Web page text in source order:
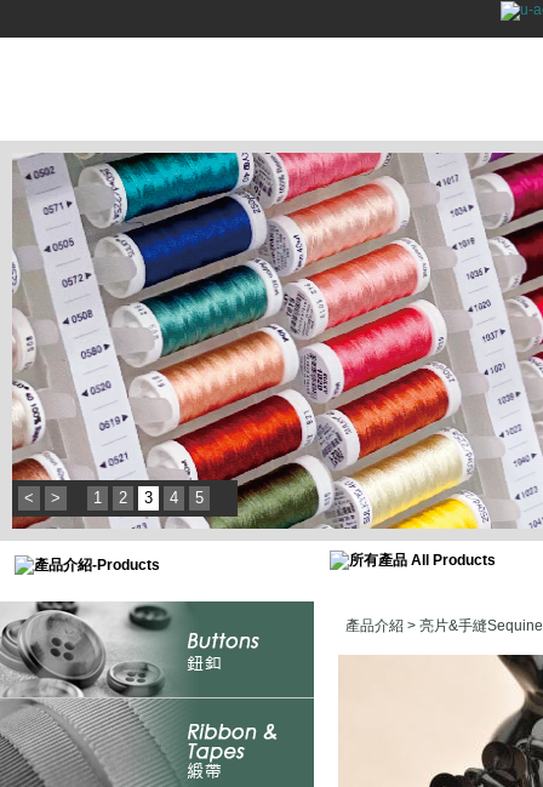
< > 1 2 3 4 5
產品介紹 > 亮片&手縫